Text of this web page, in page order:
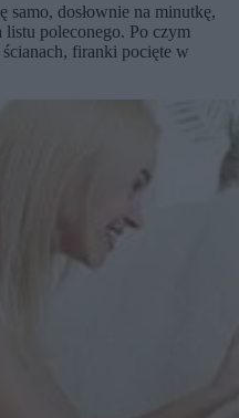
samo, dosłownie na minutkę,
poleconego. Po czym
firanki pocięte w